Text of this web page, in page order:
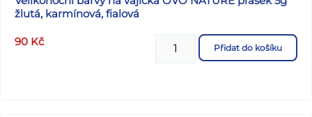
žlutá, karmínová, fialová
90 Kč Přidat do košíku